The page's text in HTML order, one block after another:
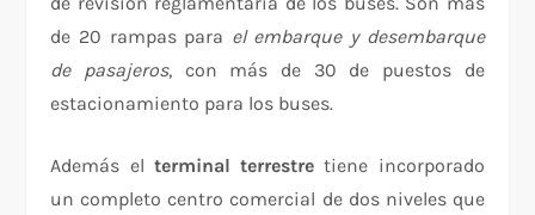
de 20 rampas para el embarque y desembarque
de pasajeros, con más de 30 de puestos de
estacionamiento para los buses.
Además el terminal terrestre tiene incorporado
un completo centro comercial de dos niveles que